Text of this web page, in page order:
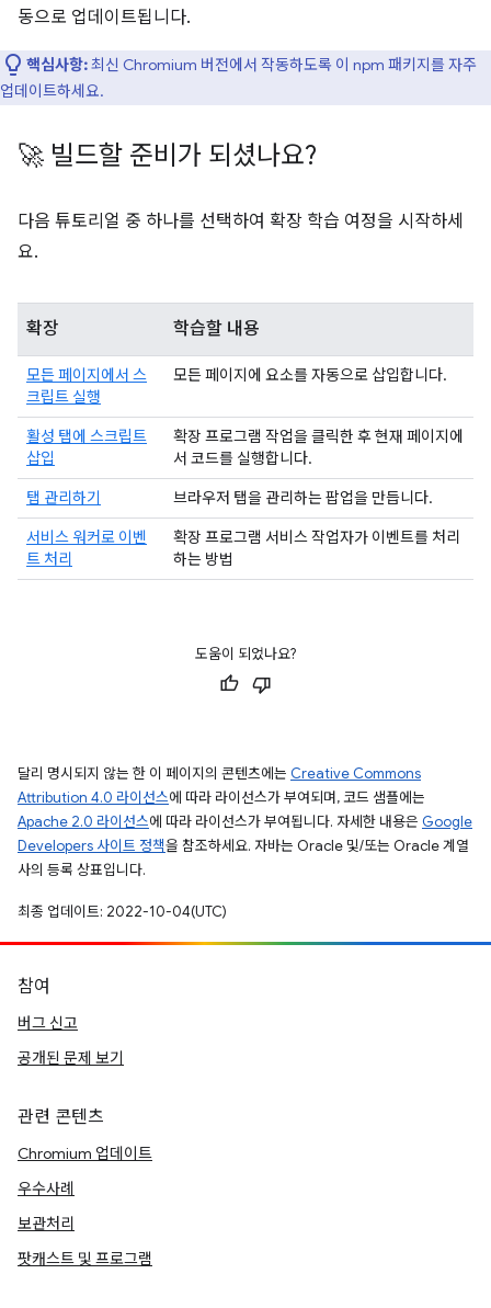
동으로 업데이트됩니다.
핵심사항:최신 Chromium 버전에서 작동하도록 이 npm 패키지를 자주
업데이트하세요.
🚀 빌드할 준비가 되셨나요?
다음 튜토리얼 중 하나를 선택하여 확장 학습 여정을 시작하세
요.
확장 학습할 내용
모든 페이지에서 스
크립트 실행
모든 페이지에 요소를 자동으로 삽입합니다.
활성 탭에 스크립트
삽입
확장 프로그램 작업을 클릭한 후 현재 페이지에
서 코드를 실행합니다.
탭 관리하기
브라우저 탭을 관리하는 팝업을 만듭니다.
서비스 워커로 이벤
트 처리
확장 프로그램 서비스 작업자가 이벤트를 처리
하는 방법
도움이 되었나요?
달리 명시되지 않는 한 이 페이지의 콘텐츠에는 Creative Commons
Attribution 4.0 라이선스에 따라 라이선스가 부여되며, 코드 샘플에는
Apache 2.0 라이선스에 따라 라이선스가 부여됩니다. 자세한 내용은 Google
Developers 사이트 정책을 참조하세요. 자바는 Oracle 및/또는 Oracle 계열
사의 등록 상표입니다.
최종 업데이트: 2022-10-04(UTC)
참여
버그 신고
공개된 문제 보기
관련 콘텐츠
Chromium 업데이트
우수사례
보관처리
팟캐스트 및 프로그램